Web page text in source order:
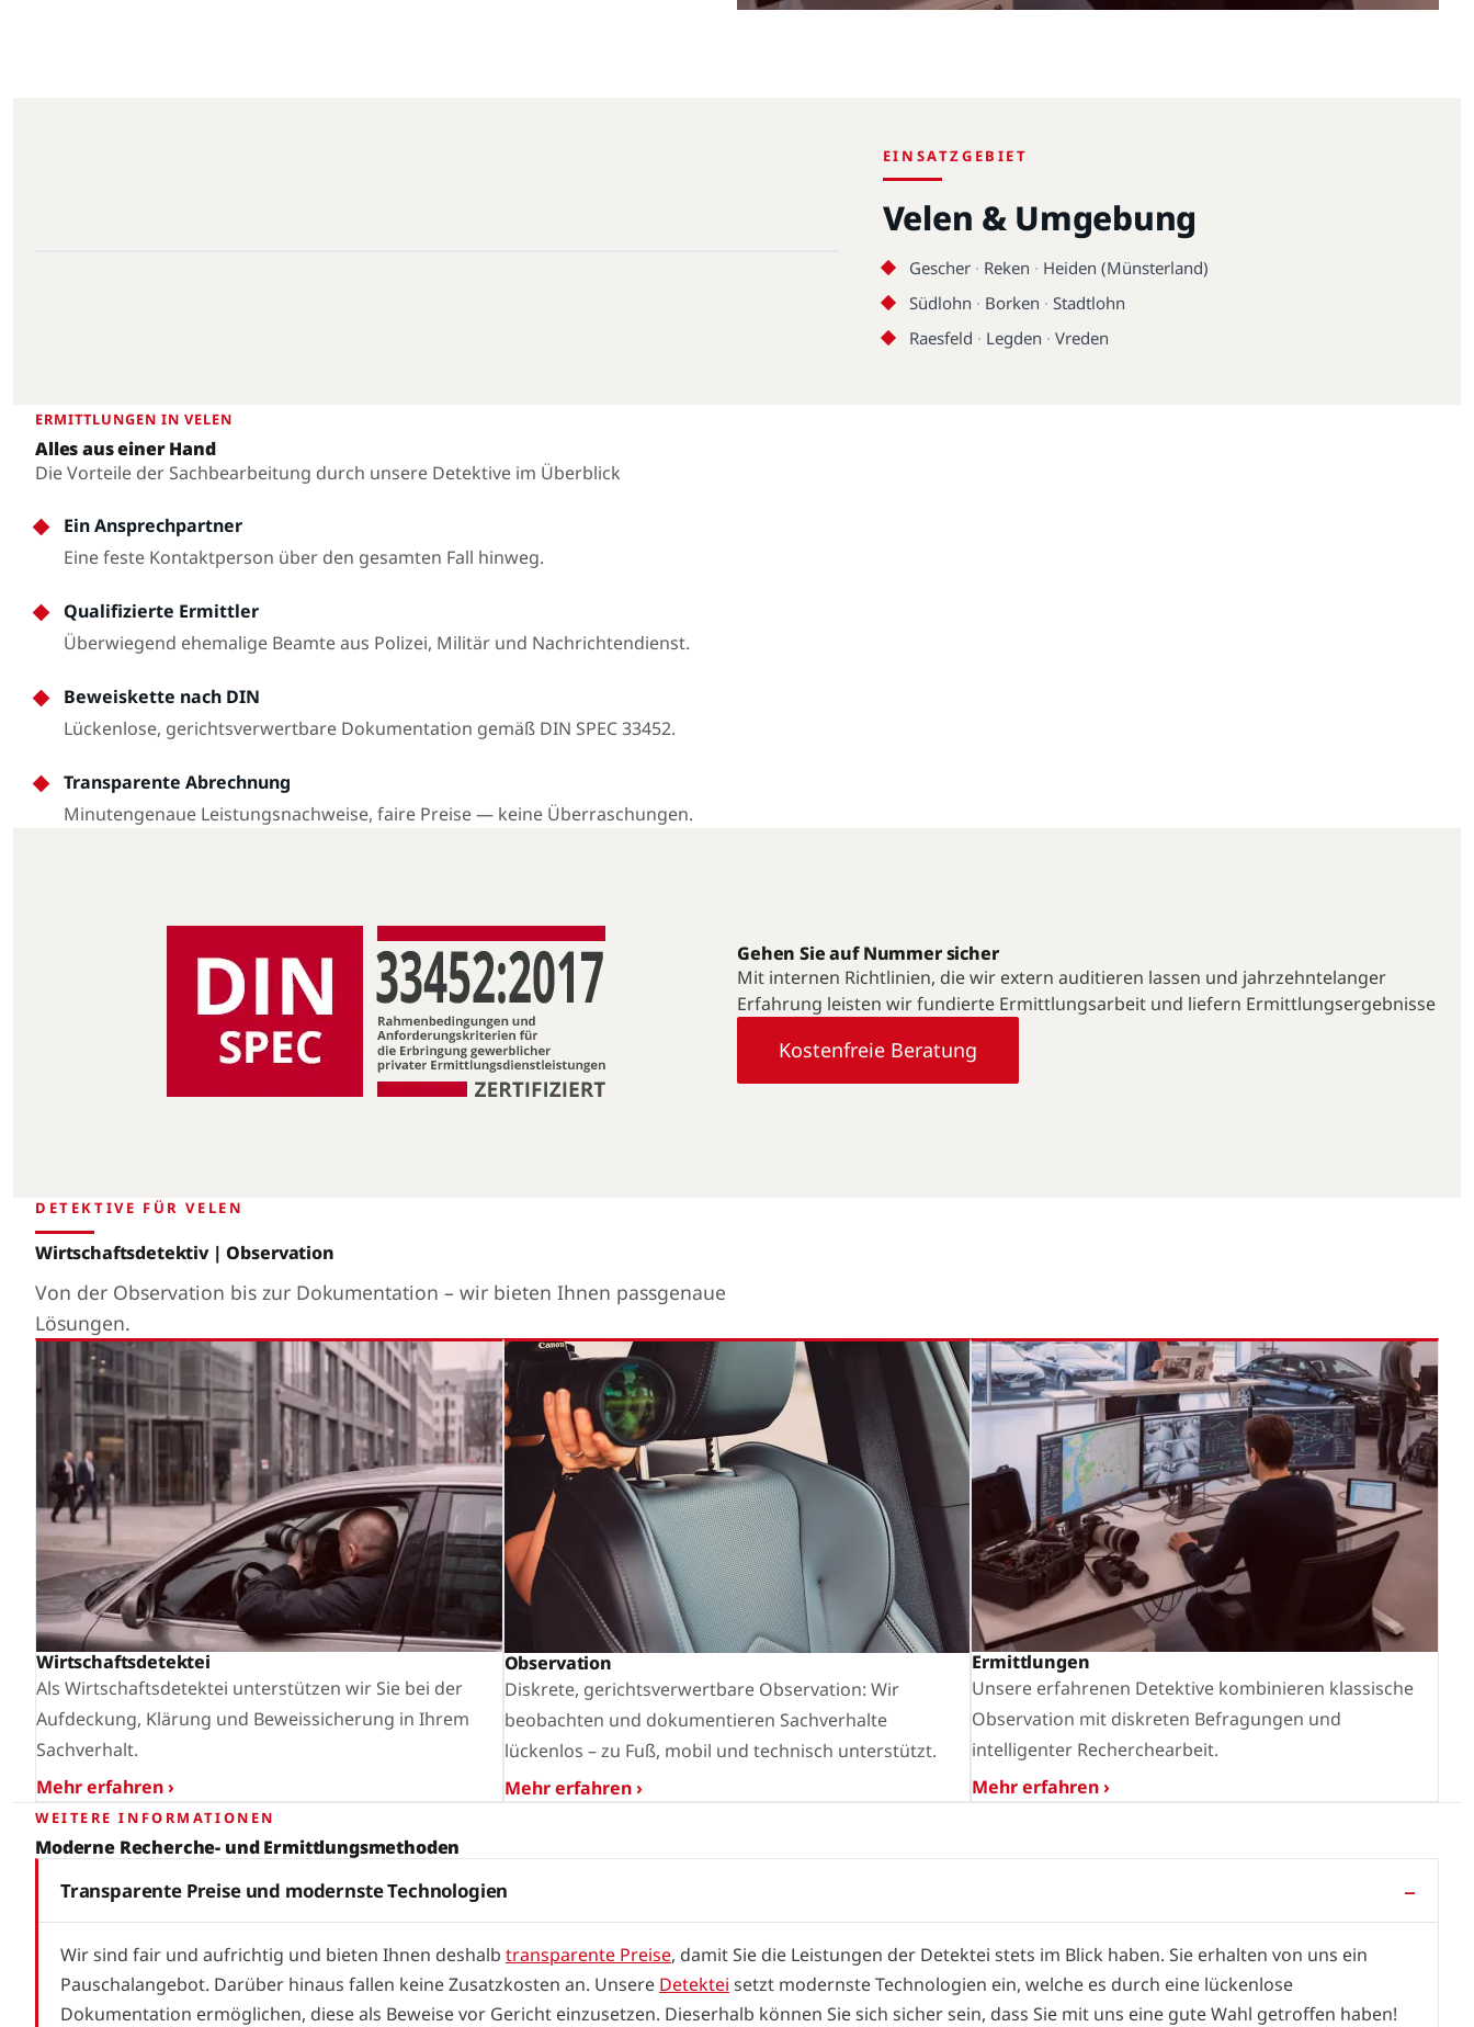
EINSATZGEBIET
Velen & Umgebung
Gescher· Reken · Heiden (Münsterland)
Südlohn · Borken · Stadtlohn
Raesfeld · Legden · Vreden
ERMITTLUNGEN IN VELEN
Alles aus einer Hand
Die Vorteile der Sachbearbeitung durch unsere Detektive im Überblick
Ein Ansprechpartner
Eine feste Kontaktperson über den gesamten Fall hinweg.
Qualifizierte Ermittler
Überwiegend ehemalige Beamte aus Polizei, Militär und Nachrichtendienst.
Beweiskette nach DIN
Lückenlose, gerichtsverwertbare Dokumentation gemäß DIN SPEC 33452.
Transparente Abrechnung
Minutengenaue Leistungsnachweise, faire Preise — keine Überraschungen.
Gehen Sie auf Nummer sicher
Mit internen Richtlinien, die wir extern auditieren lassen und jahrzehntelanger
Erfahrung leisten wir fundierte Ermittlungsarbeit und liefern Ermittlungsergebnisse
Kostenfreie Beratung
DETEKTIVE FÜR VELEN
Wirtschaftsdetektiv | Observation
Von der Observation bis zur Dokumentation – wir bieten Ihnen passgenaue
Lösungen.
Wirtschaftsdetektei
Als Wirtschaftsdetektei unterstützen wir Sie bei der
Aufdeckung, Klärung und Beweissicherung in Ihrem
Sachverhalt.
Mehr erfahren ›
Observation
Diskrete, gerichtsverwertbare Observation: Wir
beobachten und dokumentieren Sachverhalte
lückenlos – zu Fuß, mobil und technisch unterstützt.
Mehr erfahren ›
Ermittlungen
Unsere erfahrenen Detektive kombinieren klassische
Observation mit diskreten Befragungen und
intelligenter Recherchearbeit.
Mehr erfahren ›
WEITERE INFORMATIONEN
Moderne Recherche- und Ermittlungsmethoden
Transparente Preise und modernste Technologien
Wir sind fair und aufrichtig und bieten Ihnen deshalb transparente Preise, damit Sie die Leistungen der Detektei stets im Blick haben. Sie erhalten von uns ein
Pauschalangebot. Darüber hinaus fallen keine Zusatzkosten an. Unsere Detektei setzt modernste Technologien ein, welche es durch eine lückenlose
Dokumentation ermöglichen, diese als Beweise vor Gericht einzusetzen. Dieserhalb können Sie sich sicher sein, dass Sie mit uns eine gute Wahl getroffen haben!